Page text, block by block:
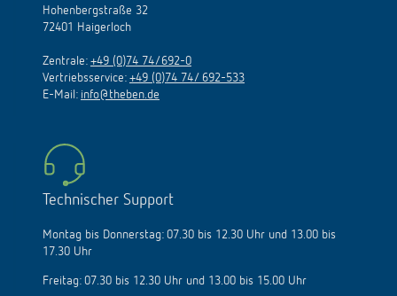
Hohenbergstraße 32
72401 Haigerloch
Zentrale: +49 (0)74 74/692-0
Vertriebsservice: +49 (0)74 74/ 692-533
E-Mail: info@theben.de
Technischer Support
Montag bis Donnerstag: 07.30 bis 12.30 Uhr und 13.00 bis
17.30 Uhr
Freitag: 07.30 bis 12.30 Uhr und 13.00 bis 15.00 Uhr